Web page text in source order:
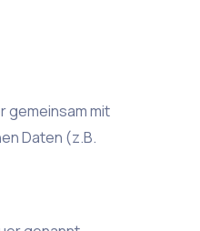
gemeinsam mit
Daten (z.B.